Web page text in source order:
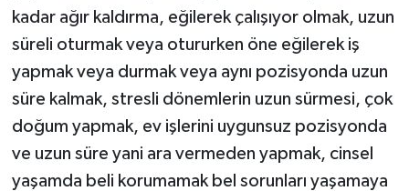
kadar ağır kaldırma, eğilerek çalışıyor olmak, uzun
süreli oturmak veya otururken öne eğilerek iş
yapmak veya durmak veya aynı pozisyonda uzun
süre kalmak, stresli dönemlerin uzun sürmesi, çok
doğum yapmak, ev işlerini uygunsuz pozisyonda
ve uzun süre yani ara vermeden yapmak, cinsel
yaşamda beli korumamak bel sorunları yaşamaya